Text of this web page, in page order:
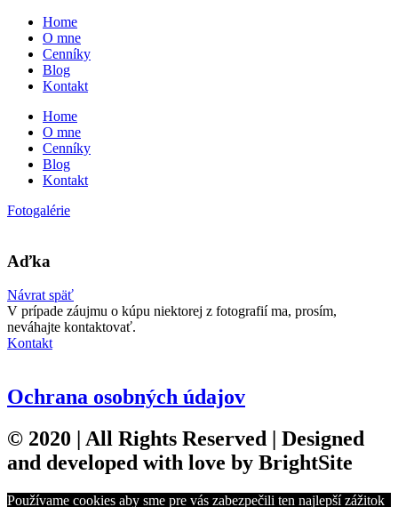
Home
O mne
Cenníky
Blog
Kontakt
Home
O mne
Cenníky
Blog
Kontakt
Fotogalérie
Aďka
Návrat späť
V prípade záujmu o kúpu niektorej z fotografií ma, prosím,
neváhajte kontaktovať.
Kontakt
Ochrana osobných údajov
© 2020 | All Rights Reserved | Designed
and developed with love by BrightSite
Používame cookies aby sme pre vás zabezpečili ten najlepší zážitok